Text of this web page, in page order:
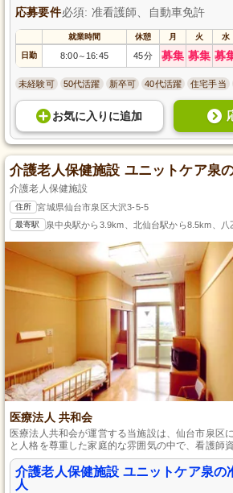
応募要件必須: 准看護師、自動車免許
就業時間 休憩 月 火 水
日勤 8:00～ 16:45 45分 募集 募集 募
未経験可 50代活躍 新卒可 40代活躍 住宅手当
お気に入り に追加
介護老人保健施設 ユニットケア泉
介護老人保健施設
住所 宮城県仙台市泉区大沢3-5-5
最寄駅 泉中央駅から3.9km、北仙台駅から8.5km、
医療法人 共和会
医療法人共和会が運営する当施設は、仙台市泉区
と人格を尊重した家庭的な雰囲気の中で、看護師
安心して働ける環境を提供。年間休日120日、残
容易なシフト制で、育休や介護休暇も完備。昇給
働きやすい環境です。
介護老人保健施設 ユニットケア泉の
人